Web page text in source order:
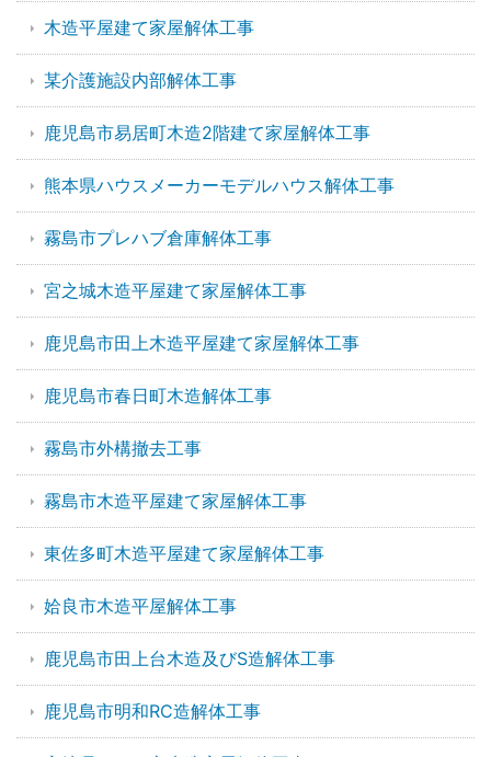
木造平屋建て家屋解体工事
某介護施設内部解体工事
鹿児島市易居町木造2階建て家屋解体工事
熊本県ハウスメーカーモデルハウス解体工事
霧島市プレハブ倉庫解体工事
宮之城木造平屋建て家屋解体工事
鹿児島市田上木造平屋建て家屋解体工事
鹿児島市春日町木造解体工事
霧島市外構撤去工事
霧島市木造平屋建て家屋解体工事
東佐多町木造平屋建て家屋解体工事
姶良市木造平屋解体工事
鹿児島市田上台木造及びS造解体工事
鹿児島市明和RC造解体工事